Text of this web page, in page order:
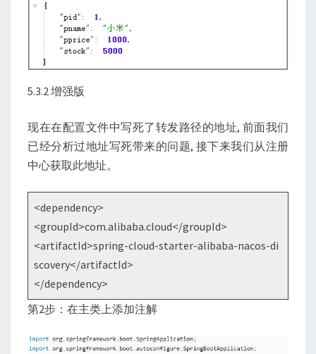
5.3.2 增强版
现在在配置文件中写死了转发路径的地址, 前面我们
已经分析过地址写死带来的问题, 接下来我们从注册
中心获取此地址。
<dependency>
<groupId>com.alibaba.cloud</groupId>
<artifactId>spring-cloud-starter-alibaba-nacos-di
scovery</artifactId>
</dependency>
第2步：在主类上添加注解